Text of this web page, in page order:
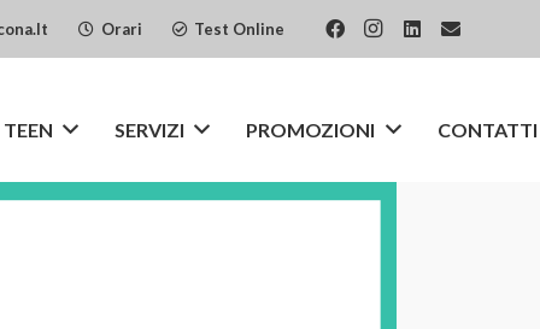
Orari Test Online
SERVIZI PROMOZIONI CONTATTI